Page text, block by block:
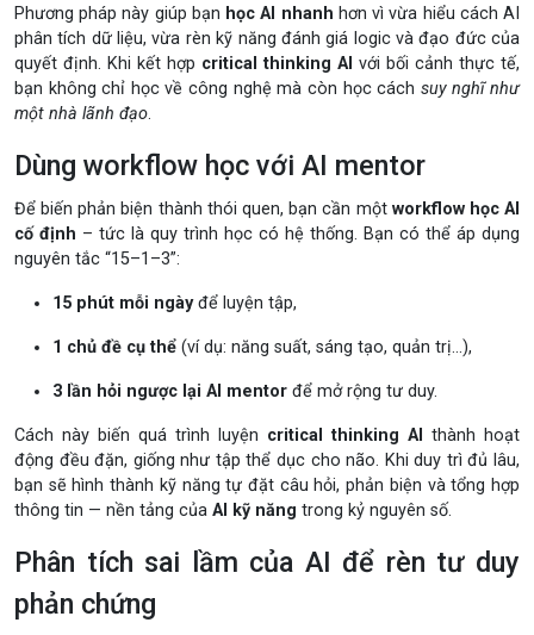
Phương pháp này giúp bạn học AI nhanh hơn vì vừa hiểu cách AI
phân tích dữ liệu, vừa rèn kỹ năng đánh giá logic và đạo đức của
quyết định. Khi kết hợp critical thinking AI với bối cảnh thực tế,
bạn không chỉ học về công nghệ mà còn học cách suy nghĩ như
một nhà lãnh đạo.
Dùng workflow học với AI mentor
Để biến phản biện thành thói quen, bạn cần một workflow học AI
cố định – tức là quy trình học có hệ thống. Bạn có thể áp dụng
nguyên tắc “15–1–3”:
15 phút mỗi ngàyđể luyện tập,
1 chủ đề cụ thể (ví dụ: năng suất, sáng tạo, quản trị…),
3 lần hỏi ngược lại AI mentor để mở rộng tư duy.
Cách này biến quá trình luyện critical thinking AI thành hoạt
động đều đặn, giống như tập thể dục cho não. Khi duy trì đủ lâu,
bạn sẽ hình thành kỹ năng tự đặt câu hỏi, phản biện và tổng hợp
thông tin — nền tảng của AI kỹ năng trong kỷ nguyên số.
Phân tích sai lầm của AI để rèn tư duy
phản chứng